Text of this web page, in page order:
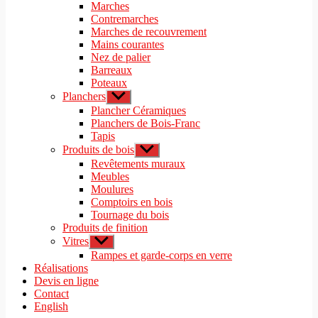
menu
menu
Marches
Contremarches
Marches de recouvrement
Mains courantes
Nez de palier
Barreaux
Poteaux
Planchers Afficher
le
sous-
menu
Plancher Céramiques
Planchers de Bois-Franc
Tapis
Produits de bois Afficher
le
sous-
Revêtements muraux
Meubles
Moulures
Comptoirs en bois
Tournage du bois
Produits de finition
Vitres Afficher
le
sous-
Rampes et garde-corps en verre
Réalisations
Devis en ligne
Contact
English